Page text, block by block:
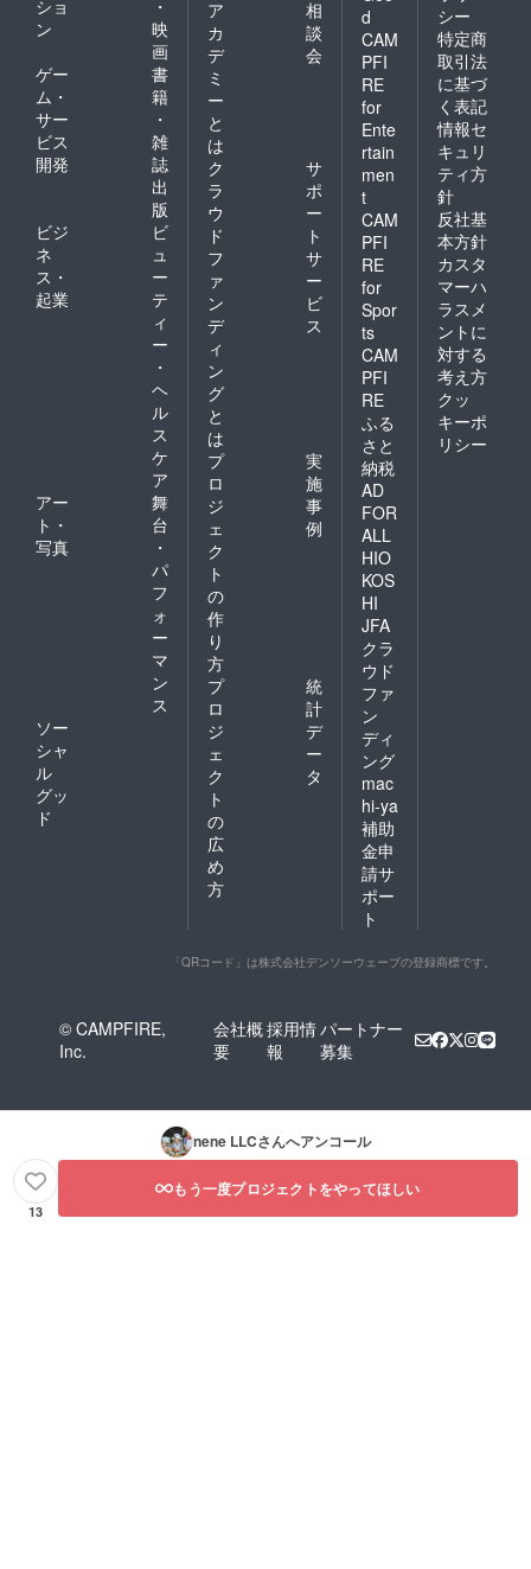
ショ
ン
・
映
画
ゲー
ム・
サー
ビス
開発
書
籍
・
雑
誌
出
版
ビジ
ネ
ス・
起業
ビ
ュ
ー
テ
ィ
ー
・
ヘ
ル
ス
ケ
ア
アー
ト・
写真
舞
台
・
パ
フ
ォ
ー
マ
ン
ス
ソー
シャ
ル
グッ
ド
ア
カ
デ
ミ
ー
と
は
相
談
会
ク
ラ
ウ
ド
フ
ァ
ン
デ
ィ
ン
グ
と
は
サ
ポ
ー
ト
サ
ー
ビ
ス
プ
ロ
ジ
ェ
ク
ト
の
作
り
方
実
施
事
例
プ
ロ
ジ
ェ
ク
ト
の
広
め
方
統
計
デ
ー
タ
d
CAM
PFI
RE
for
Ente
rtain
men
t
CAM
PFI
RE
for
Spor
ts
CAM
PFI
RE
ふる
さと
納税
AD
FOR
ALL
HIO
KOS
HI
JFA
クラ
ウド
ファ
ン
ディ
ング
mac
hi-ya
補助
金申
請サ
ポー
ト
シー
特定商
取引法
に基づ
く表記
情報セ
キュリ
ティ方
針
反社基
本方針
カスタ
マーハ
ラスメ
ントに
対する
考え方
クッ
キーポ
リシー
「QRコード」は株式会社デンソーウェーブの登録商標です。
© CAMPFIRE,
Inc.
会社概
要
採用情
報
パートナー
募集
nene LLCさんへアンコール
13
もう一度プロジェクトをやってほしい